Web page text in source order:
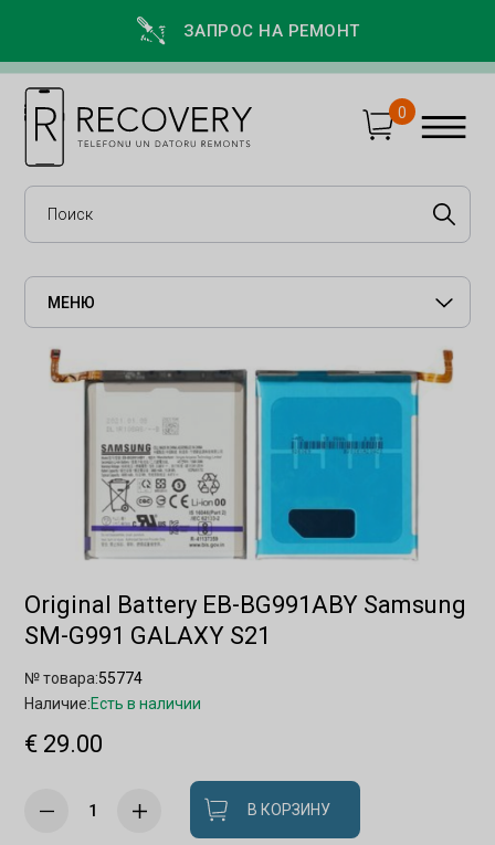
ЗАПРОС НА РЕМОНТ
0
МЕНЮ
Original Battery EB-BG991ABY Samsung
SM-G991 GALAXY S21
№ товара:55774
Наличие:Есть в наличии
€ 29.00
В КОРЗИНУ